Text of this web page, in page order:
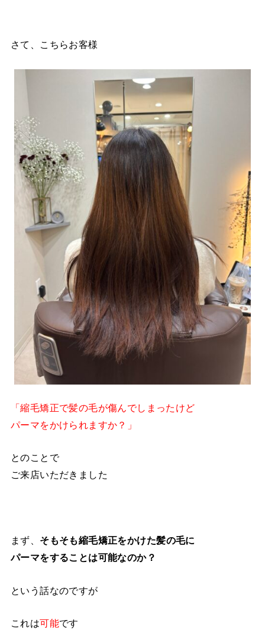
さて、こちらお客様
「縮毛矯正で髪の毛が傷んでしまったけど
パーマをかけられますか？」
とのことで
ご来店いただきました
まず、 そもそも縮毛矯正をかけた髪の毛に
パーマをすることは可能なのか？
という話なのですが
これは可能です